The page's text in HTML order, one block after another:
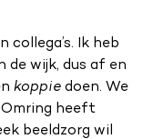
collega’s. Ik heb
de wijk, dus af en
koppie doen. We
Omring heeft
beeldzorg wil